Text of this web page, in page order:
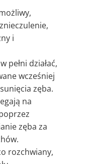
i
pełni działać,
wcześniej
zęba.
na
zęba za
rozchwiany,